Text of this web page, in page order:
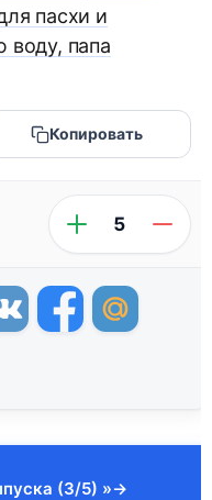
пасхи и
воду, папа
Копировать
5
(3/5) »